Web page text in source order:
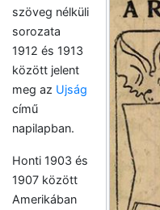
szöveg nélküli
sorozata
1912 és 1913
között jelent
meg az Ujság
című
napilapban.
Honti 1903 és
1907 között
Amerikában